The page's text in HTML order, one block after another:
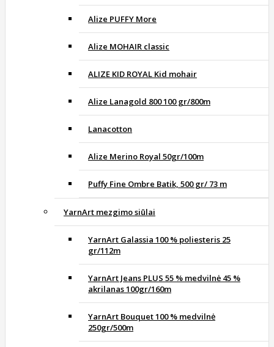
Alize PUFFY More
Alize MOHAIR classic
ALIZE KID ROYAL Kid mohair
Alize Lanagold 800 100 gr/800m
Lanacotton
Alize Merino Royal 50gr/100m
Puffy Fine Ombre Batik, 500 gr/ 73 m
YarnArt mezgimo siūlai
YarnArt Galassia 100 % poliesteris 25
gr/112m
YarnArt Jeans PLUS 55 % medvilnė 45 %
akrilanas 100gr/160m
YarnArt Bouquet 100 % medvilnė
250gr/500m